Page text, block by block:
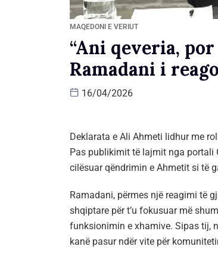
MAQEDONI E VERIUT
“Ani qeveria,
Ramadani i
16/04/2026
Deklarata e Ali Ahmeti lidhur me
Pas publikimit të lajmit nga portali
cilësuar qëndrimin e Ahmetit si të
Ramadani, përmes një reagimi të
shqiptare për t’u fokusuar më
funksionimin e xhamive. Sipas tij,
kanë pasur ndër vite për